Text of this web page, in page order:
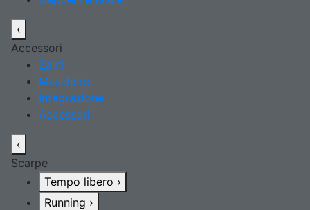
‹
Accessori
Zaini
Maschere
Integrazione
Accessori
‹
Scarpe
Tempo libero ›
Running ›